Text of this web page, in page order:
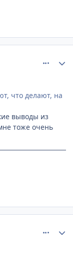
что делают, на
выводы из
тоже очень